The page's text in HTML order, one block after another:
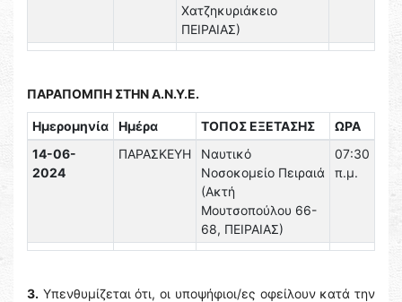
Χατζηκυριάκειο
ΠΕΙΡΑΙΑΣ)
ΠΑΡΑΠΟΜΠΗ ΣΤΗΝ Α.Ν.Υ.Ε.
Ημερομηνία Ημέρα ΤΟΠΟΣ ΕΞΕΤΑΣΗΣ
ΩΡΑ
14-06-
2024
ΠΑΡΑΣΚΕΥΗ
Ναυτικό
Νοσοκομείο Πειραιά
(Ακτή
Μουτσοπούλου 66-
68, ΠΕΙΡΑΙΑΣ)
07:30
π.μ.
3. Υπενθυμίζεται ότι, οι υποψήφιοι/ες οφείλουν κατά την